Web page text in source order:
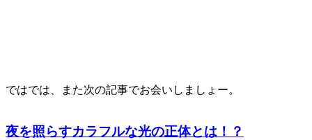
ではでは、また次の記事でお会いしましょー。
夜を照らすカラフルな光の正体とは！？